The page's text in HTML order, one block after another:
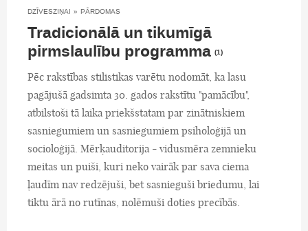
DZĪVESZIŅAI » PĀRDOMAS
Tradicionālā un tikumīgā
pirmslaulību programma (1)
Pēc rakstības stilistikas varētu nodomāt, ka lasu
pagājušā gadsimta 30. gados rakstītu "pamācību",
atbilstoši tā laika priekšstatam par zinātniskiem
sasniegumiem un sasniegumiem psiholoģijā un
socioloģijā. Mērķauditorija - vidusmēra zemnieku
meitas un puiši, kuri neko vairāk par sava ciema
ļaudīm nav redzējuši, bet sasnieguši briedumu, lai
tiktu ārā no rutīnas, nolēmuši doties precībās.